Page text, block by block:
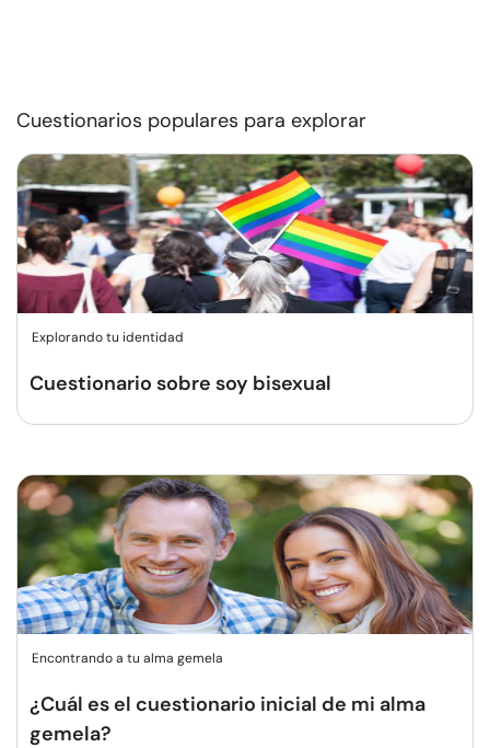
Cuestionarios populares para explorar
Explorando tu identidad
Cuestionario sobre soy bisexual
Encontrando a tu alma gemela
¿Cuál es el cuestionario inicial de mi alma
gemela?